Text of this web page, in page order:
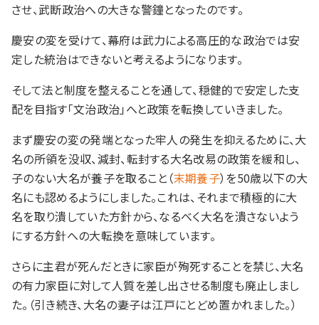
させ、武断政治への大きな警鐘となったのです。
慶安の変を受けて、幕府は武力による高圧的な政治では安
定した統治はできないと考えるようになります。
そして法と制度を整えることを通して、穏健的で安定した支
配を目指す「文治政治」へと政策を転換していきました。
まず慶安の変の発端となった牢人の発生を抑えるために、大
名の所領を没収、減封、転封する大名改易の政策を緩和し、
子のない大名が養子を取ること（末期養子）を50歳以下の大
名にも認めるようにしました。これは、それまで積極的に大
名を取り潰していた方針から、なるべく大名を潰さないよう
にする方針への大転換を意味しています。
さらに主君が死んだときに家臣が殉死することを禁じ、大名
の有力家臣に対して人質を差し出させる制度も廃止しまし
た。（引き続き、大名の妻子は江戸にとどめ置かれました。）